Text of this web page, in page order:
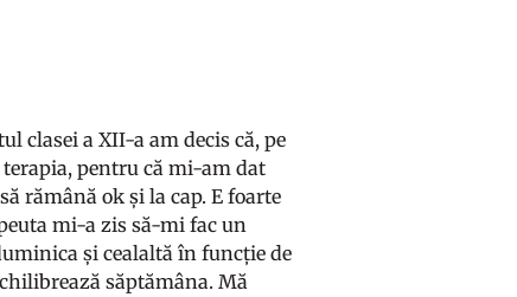
clasei a XII-a am decis că, pe
pentru că mi-am dat
rămână ok și la cap. E foarte
mi-a zis să-mi fac un
și cealaltă în funcție de
săptămâna. Mă